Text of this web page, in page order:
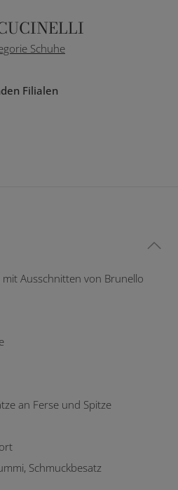
Schuhe
Filialen
Ausschnitten von Brunello
an Ferse und Spitze
Schmuckbesatz